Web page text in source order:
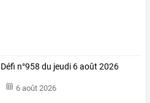
Défi n°958 du jeudi 6 août 2026
6 août 2026